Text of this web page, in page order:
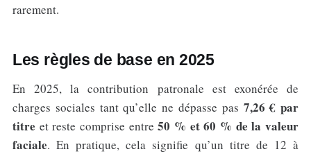
rarement.
Les règles de base en 2025
En 2025, la contribution patronale est exonérée de
charges sociales tant qu’elle ne dépasse pas 7,26 € par
titre et reste comprise entre50 % et 60 % de la valeur
faciale. En pratique, cela signifie qu’un titre de 12 à